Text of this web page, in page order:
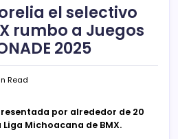
el selectivo
rumbo a Juegos
2025
Read
por alrededor de 20
Michoacana de BMX.